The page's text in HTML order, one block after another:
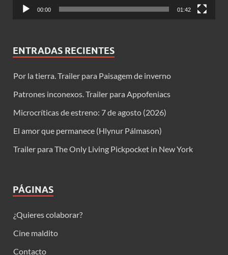
00:00 01:42
ENTRADAS RECIENTES
Por la tierra. Trailer para Paisagem de inverno
Patrones inconexos. Trailer para Appofeniacs
Microcríticas de estreno: 7 de agosto (2026)
El amor que permanece (Hlynur Pálmason)
Trailer para The Only Living Pickpocket in New York
PÁGINAS
¿Quieres colaborar?
Cine maldito
Contacto